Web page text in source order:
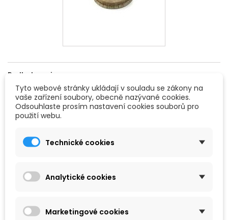
Podkategorie
Tyto webové stránky ukládají v souladu se zákony na
vaše zařízení soubory, obecně nazývané cookies.
Odsouhlaste prosím nastavení cookies souborů pro
použití webu.
Technické cookies
Analytické cookies
Marketingové cookies